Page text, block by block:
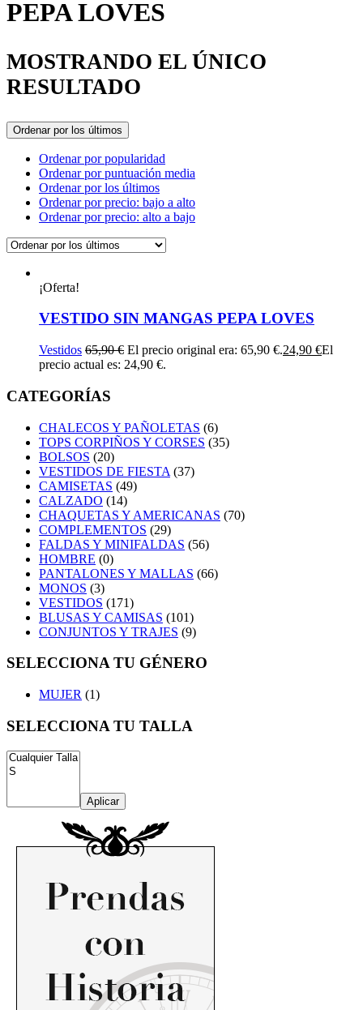
PEPA LOVES
MOSTRANDO EL ÚNICO
RESULTADO
Ordenar por los últimos
Ordenar por popularidad
Ordenar por puntuación media
Ordenar por los últimos
Ordenar por precio: bajo a alto
Ordenar por precio: alto a bajo
¡Oferta!
VESTIDO SIN MANGAS PEPA LOVES
Vestidos 65,90€ El precio original era: 65,90 €.24,90 €El
precio actual es: 24,90 €.
CATEGORÍAS
CHALECOS Y PAÑOLETAS (6)
TOPS CORPIÑOS Y CORSES (35)
BOLSOS (20)
VESTIDOS DE FIESTA (37)
CAMISETAS (49)
CALZADO (14)
CHAQUETAS Y AMERICANAS (70)
COMPLEMENTOS (29)
FALDAS Y MINIFALDAS (56)
HOMBRE (0)
PANTALONES Y MALLAS (66)
MONOS (3)
VESTIDOS (171)
BLUSAS Y CAMISAS (101)
CONJUNTOS Y TRAJES (9)
SELECCIONA TU GÉNERO
MUJER (1)
SELECCIONA TU TALLA
Aplicar